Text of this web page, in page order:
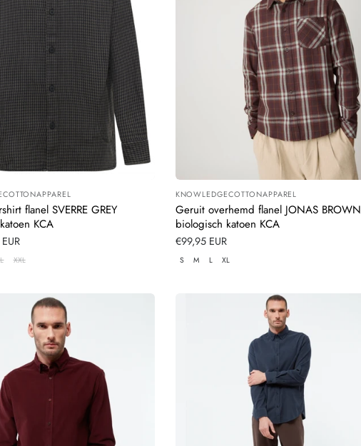
flanel SVERRE GREY
KCA
XXL
Leverancier:
KNOWLEDGECOTTONAPPAREL
Geruit overhemd flanel JONAS BROWN
biologisch katoen KCA
Normale
prijs
€99,95 EUR
S M L XL